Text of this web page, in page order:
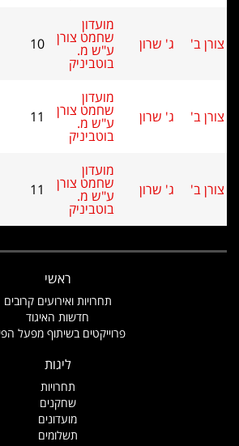
ג' שרון שחמט צורן
ע"ש מ.
בוטביניק
10
19.5
ג' שרון שחמט צורן
ע"ש מ.
בוטביניק
11
21.5
ג' שרון שחמט צורן
ע"ש מ.
בוטביניק
11
14.0
תחרויות ואירועים קרובים
חדשות האיגוד
פרוייקטים בשיתוף מפעל הפייס